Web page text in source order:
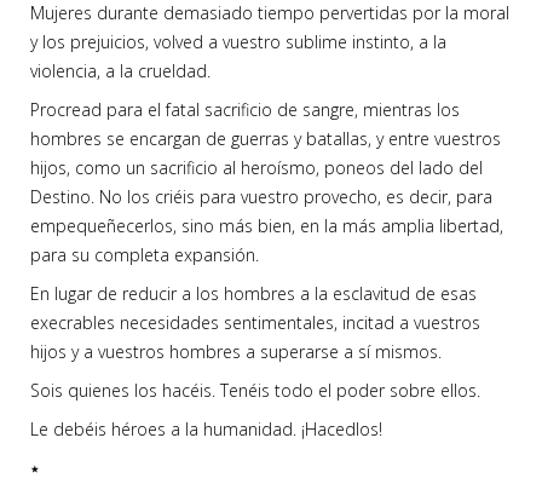
Mujeres durante demasiado tiempo pervertidas por la moral
y los prejuicios, volved a vuestro sublime instinto, a la
violencia, a la crueldad.
Procread para el fatal sacrificio de sangre, mientras los
hombres se encargan de guerras y batallas, y entre vuestros
hijos, como un sacrificio al heroísmo, poneos del lado del
Destino. No los criéis para vuestro provecho, es decir, para
empequeñecerlos, sino más bien, en la más amplia libertad,
para su completa expansión.
En lugar de reducir a los hombres a la esclavitud de esas
execrables necesidades sentimentales, incitad a vuestros
hijos y a vuestros hombres a superarse a sí mismos.
Sois quienes los hacéis. Tenéis todo el poder sobre ellos.
Le debéis héroes a la humanidad. ¡Hacedlos!
٭